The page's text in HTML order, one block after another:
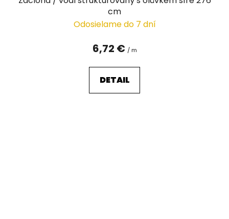
cm
Odosielame do 7 dní
6,72 € / m
DETAIL